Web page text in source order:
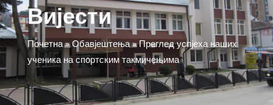
Вијести
Почетна»Обавјештења»Преглед успјеха наших
ученика на спортским такмичењима